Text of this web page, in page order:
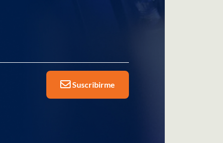
Suscribirme